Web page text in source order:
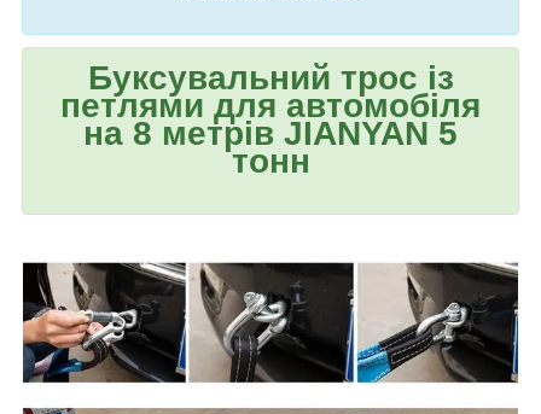
Буксувальний трос із
петлями для автомобіля
на 8 метрів JIANYAN 5
тонн